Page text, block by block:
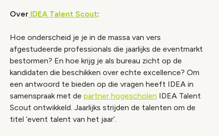
Over IDEA Talent Scout:
Hoe onderscheid je je in de massa van vers
afgestudeerde professionals die jaarlijks de eventmarkt
bestormen? En hoe krijg je als bureau zicht op de
kandidaten die beschikken over echte excellence? Om
een antwoord te bieden op die vragen heeft IDEA in
samenspraak met de partner hogescholen IDEA Talent
Scout ontwikkeld. Jaarlijks strijden de talenten om de
titel ‘event talent van het jaar’.